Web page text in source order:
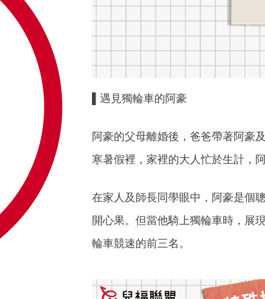
遇見獨輪車的阿豪
阿豪的父母離婚後，爸爸帶著阿豪
寒暑假裡，家裡的大人忙於生計，
在家人及師長同學眼中，阿豪是個
開心果。但當他騎上獨輪車時，展
輪車競速的前三名。